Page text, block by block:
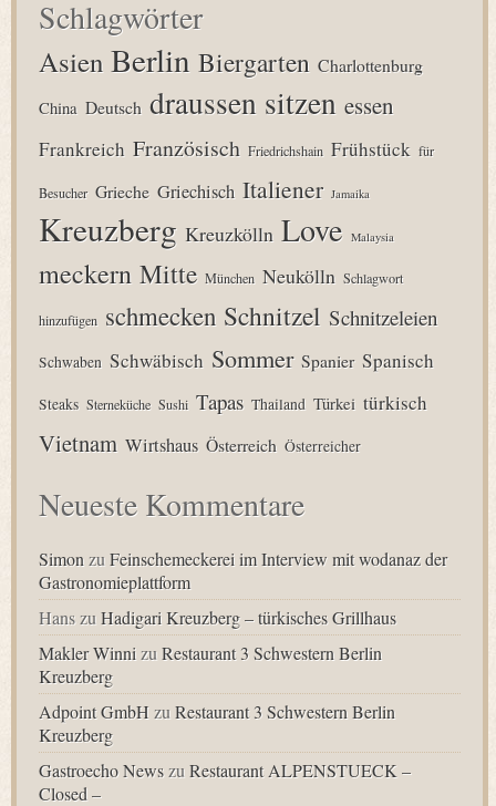
Schlagwörter
Asien Berlin Biergarten Charlottenburg
China Deutsch draussen sitzen essen
Frankreich Französisch Friedrichshain Frühstück für
Besucher Grieche Griechisch Italiener Jamaika
Kreuzberg Kreuzkölln Love Malaysia
meckern Mitte München Neukölln Schlagwort
hinzufügen schmecken Schnitzel Schnitzeleien
Schwaben Schwäbisch Sommer Spanier Spanisch
Steaks Sterneküche Sushi Tapas Thailand Türkei türkisch
Vietnam Wirtshaus Österreich Österreicher
Neueste Kommentare
Simon zuFeinschemeckerei im Interview mit wodanaz der
Gastronomieplattform
Hans zuHadigari Kreuzberg – türkisches Grillhaus
Makler Winni zuRestaurant 3 Schwestern Berlin
Kreuzberg
Adpoint GmbH zuRestaurant 3 Schwestern Berlin
Kreuzberg
Gastroecho News zuRestaurant ALPENSTUECK –
Closed –